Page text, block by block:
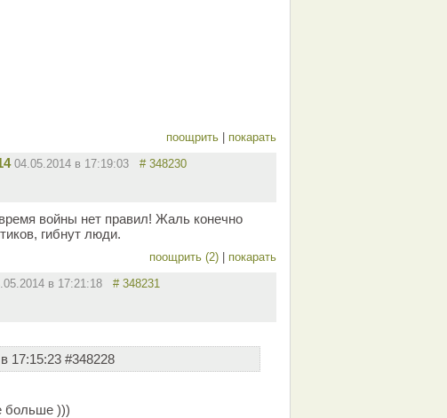
поощрить покарать
04.05.2014 в 17:19:03 # 348230
войны нет правил! Жаль конечно
гибнут люди.
поощрить (2) покарать
в 17:21:18 # 348231
17:15:23 #348228
больше )))